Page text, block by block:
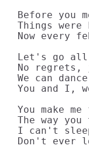
Before you
Things
Now every
Let's go all
No
We can
You and I,
You make
The way you
I can't
Don't ever